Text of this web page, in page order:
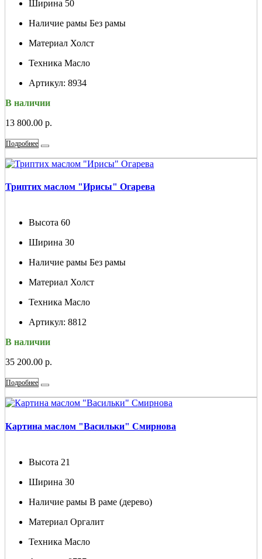
Ширина 50
Наличие рамы Без рамы
Материал Холст
Техника Масло
Артикул: 8934
В наличии
13 800.00 р.
Подробнее
Триптих маслом "Ирисы" Огарева
Высота 60
Ширина 30
Наличие рамы Без рамы
Материал Холст
Техника Масло
Артикул: 8812
В наличии
35 200.00 р.
Подробнее
Картина маслом "Васильки" Смирнова
Высота 21
Ширина 30
Наличие рамы В раме (дерево)
Материал Оргалит
Техника Масло